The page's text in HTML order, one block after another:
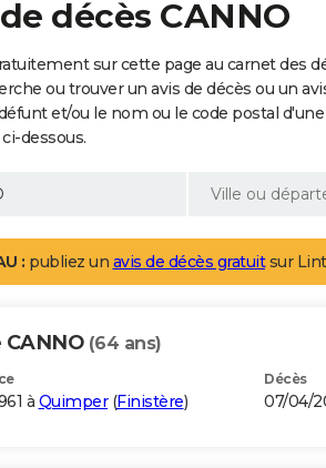
décès CANNO
sur cette page au carnet des
ou trouver un avis de décès ou un
et/ou le nom ou le code postal
dessous.
: publiez un avis de décès gratuitsur
CANNO (64 ans)
à Quimper(Finistère)
Décès
07/04/